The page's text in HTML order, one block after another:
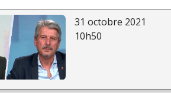
31 octobre 2021
10h50